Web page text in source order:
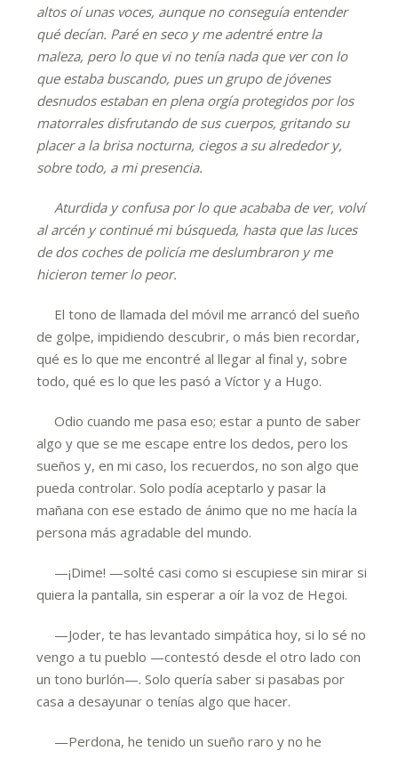
altos oí unas voces, aunque no conseguía entender
qué decían. Paré en seco y me adentré entre la
maleza, pero lo que vi no tenía nada que ver con lo
que estaba buscando, pues un grupo de jóvenes
desnudos estaban en plena orgía protegidos por los
matorrales disfrutando de sus cuerpos, gritando su
placer a la brisa nocturna, ciegos a su alrededor y,
sobre todo, a mi presencia.
Aturdida y confusa por lo que acababa de ver, volví
al arcén y continué mi búsqueda, hasta que las luces
de dos coches de policía me deslumbraron y me
hicieron temer lo peor.
El tono de llamada del móvil me arrancó del sueño
de golpe, impidiendo descubrir, o más bien recordar,
qué es lo que me encontré al llegar al final y, sobre
todo, qué es lo que les pasó a Víctor y a Hugo.
Odio cuando me pasa eso; estar a punto de saber
algo y que se me escape entre los dedos, pero los
sueños y, en mi caso, los recuerdos, no son algo que
pueda controlar. Solo podía aceptarlo y pasar la
mañana con ese estado de ánimo que no me hacía la
persona más agradable del mundo.
—¡Dime! —solté casi como si escupiese sin mirar si
quiera la pantalla, sin esperar a oír la voz de Hegoi.
—Joder, te has levantado simpática hoy, si lo sé no
vengo a tu pueblo —contestó desde el otro lado con
un tono burlón—. Solo quería saber si pasabas por
casa a desayunar o tenías algo que hacer.
—Perdona, he tenido un sueño raro y no he